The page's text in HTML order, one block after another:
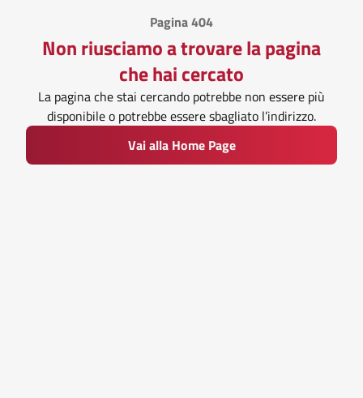
Pagina 404
Non riusciamo a trovare la pagina
che hai cercato
La pagina che stai cercando potrebbe non essere più
disponibile o potrebbe essere sbagliato l’indirizzo.
Vai alla Home Page